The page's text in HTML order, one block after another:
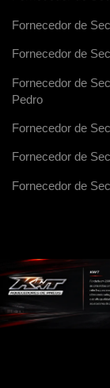
Fornecedor de
Fornecedor de
Fornecedor de
Pedro
Fornecedor de
Fornecedor de
Fornecedor de